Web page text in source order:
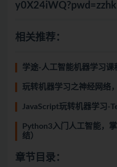
y0X24iWQ?pwd=zzhk
相关推荐：
学途-人工智能机器学习课
玩转机器学习之神经网络
JavaScript玩转机器学习-
Python3入门人工智能，
结）
章节目录：